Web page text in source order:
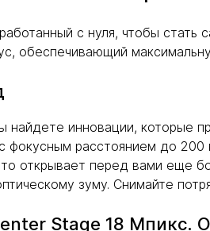
с нуля, чтобы
обеспечивающий
найдете инновации, которые
фокусным расстоянием до
открывает перед вами еще
зуму. Снимайте
Stage 18 Мпикс.